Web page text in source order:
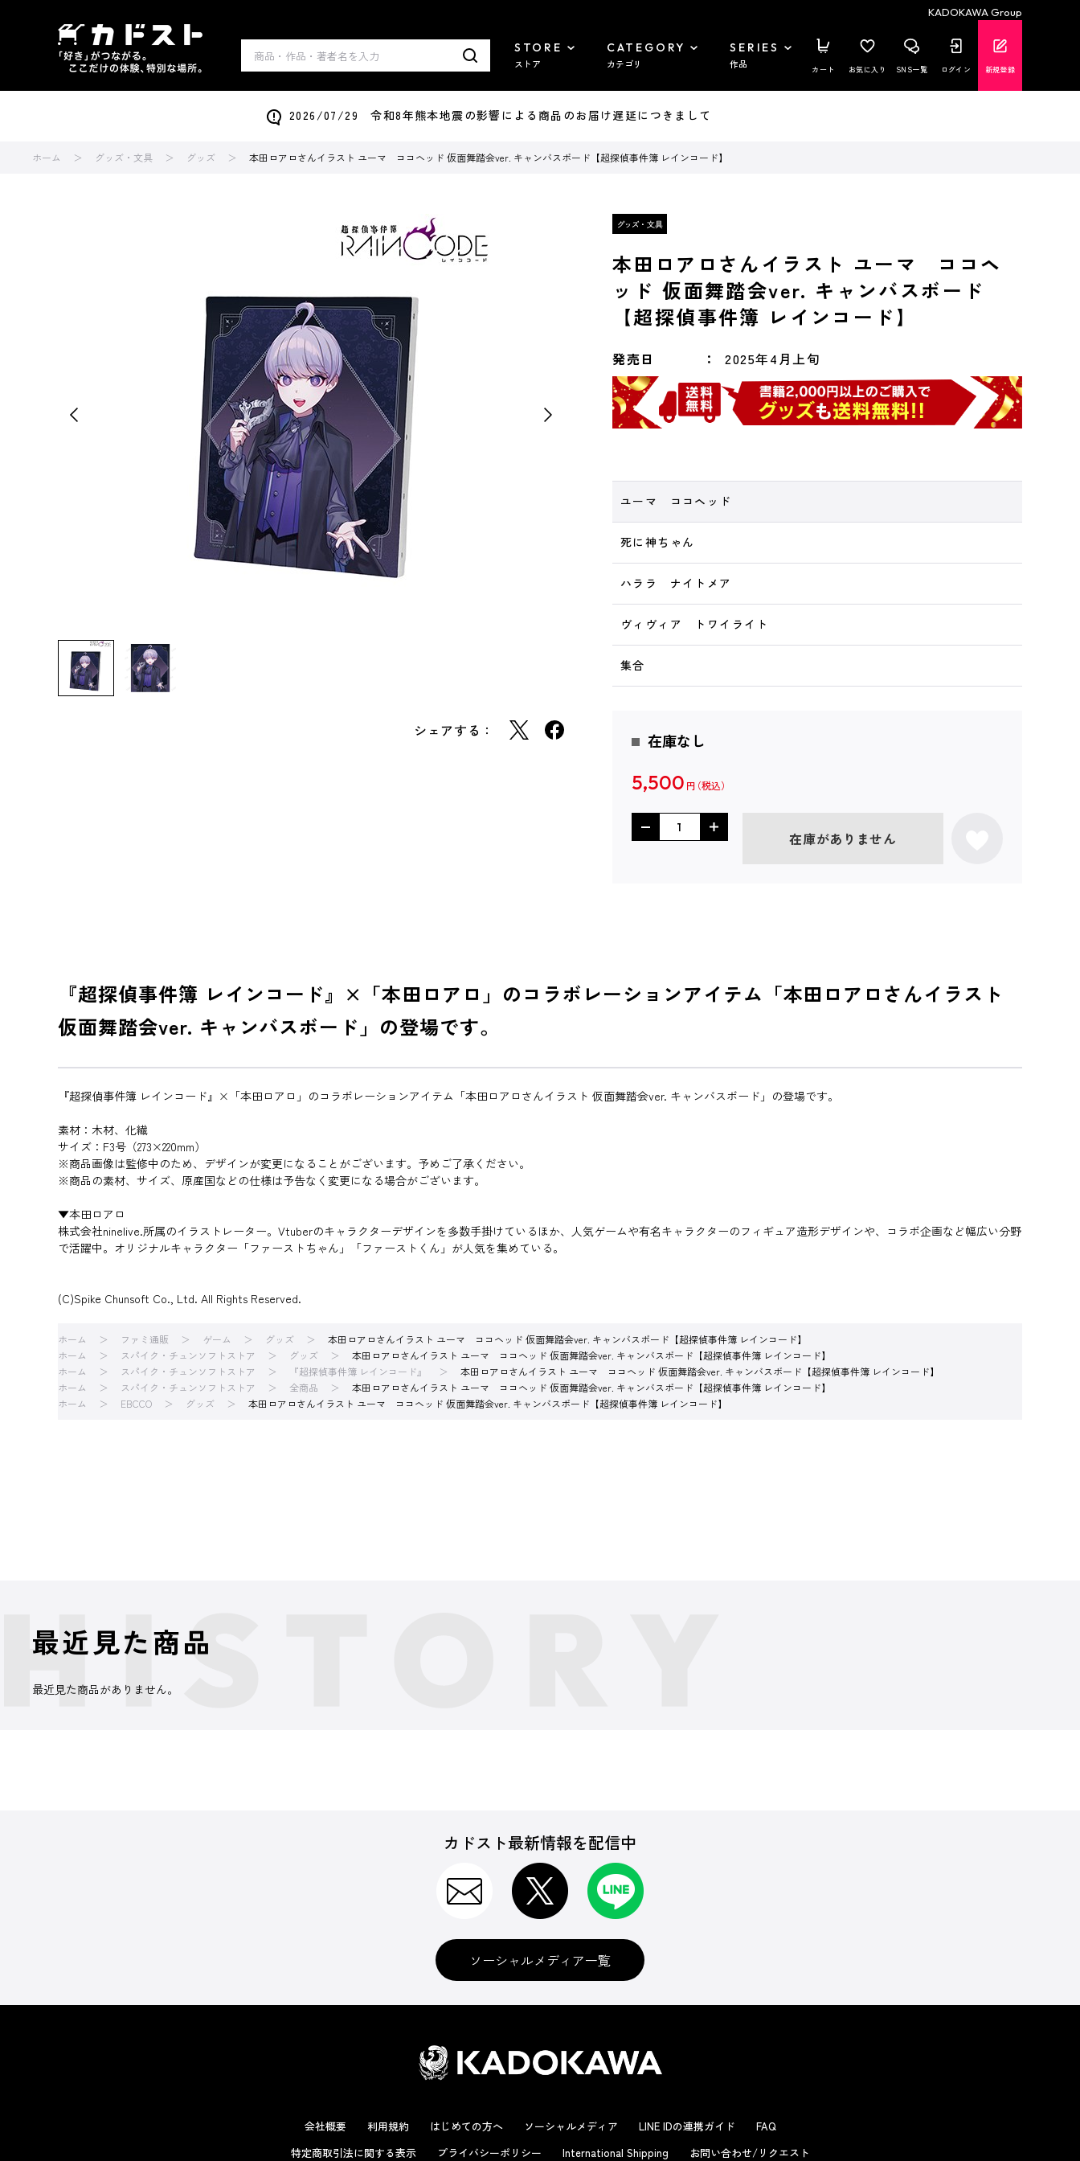
KADOKAWA Group
STORE
ストア
CATEGORY
カテゴリ
SERIES
作品 カート お気に入り SNS一覧 ログイン 新規登録
2026/07/29 令和8年熊本地震の影響による商品のお届け遅延につきまして
ホーム グッズ・文具 グッズ 本田ロアロさんイラスト ユーマ ココヘッド 仮面舞踏会ver. キャンバスボード【超探偵事件簿 レインコード】
シェアする：
本田ロアロさんイラスト ユーマ ココヘ
ッド 仮面舞踏会ver. キャンバスボード
【超探偵事件簿 レインコード】
発売日 2025年4月上旬
ユーマ ココヘッド
死に神ちゃん
ハララ ナイトメア
ヴィヴィア トワイライト
集合
在庫なし
5,500 円
在庫がありません
『超探偵事件簿 レインコード』×「本田ロアロ」のコラボレーションアイテム「本田ロアロさんイラスト
仮面舞踏会ver. キャンバスボード」の登場です。
『超探偵事件簿 レインコード』×「本田ロアロ」のコラボレーションアイテム「本田ロアロさんイラスト 仮面舞踏会ver. キャンバスボード」の登場です。
素材：木材、化繊
サイズ：F3号（273×220mm）
※商品画像は監修中のため、デザインが変更になることがございます。予めご了承ください。
※商品の素材、サイズ、原産国などの仕様は予告なく変更になる場合がございます。
▼本田ロアロ
株式会社ninelive.所属のイラストレーター。Vtuberのキャラクターデザインを多数手掛けているほか、人気ゲームや有名キャラクターのフィギュア造形デザインや、コラボ企画など幅広い分野
で活躍中。オリジナルキャラクター「ファーストちゃん」「ファーストくん」が人気を集めている。
(C)Spike Chunsoft Co., Ltd. All Rights Reserved.
ホーム ファミ通販 ゲーム グッズ
本田ロアロさんイラスト ユーマ ココヘッド 仮面舞踏会ver. キャンバスボード【超探偵事件簿 レインコード】
ホーム
スパイク・チュンソフトストア グッズ
本田ロアロさんイラスト ユーマ ココヘッド 仮面舞踏会ver. キャンバスボード【超探偵事件簿 レインコード】
ホーム
スパイク・チュンソフトストア 『超探偵事件簿 レインコード』
本田ロアロさんイラスト ユーマ ココヘッド 仮面舞踏会ver. キャンバスボード【超探偵事件簿 レインコード】
ホーム
スパイク・チュンソフトストア 全商品
本田ロアロさんイラスト ユーマ ココヘッド 仮面舞踏会ver. キャンバスボード【超探偵事件簿 レインコード】
ホーム
EBCCO グッズ 本田ロアロさんイラスト ユーマ ココヘッド 仮面舞踏会ver. キャンバスボード【超探偵事件簿 レインコード】
最近見た商品
最近見た商品がありません。
カドスト最新情報を配信中
ソーシャルメディア一覧
会社概要 利用規約 はじめての方へ ソーシャルメディア LINE IDの連携ガイド
FAQ
特定商取引法に関する表示
プライバシーポリシー International Shipping お問い合わせ/リクエスト